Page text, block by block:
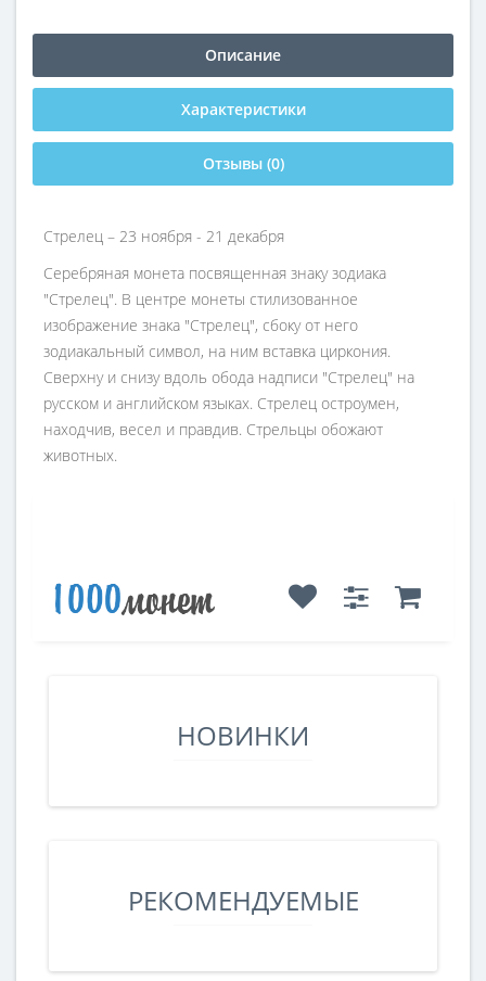
Описание
Характеристики
Отзывы (0)
Стрелец – 23 ноября - 21 декабря
Серебряная монета посвященная знаку зодиака
"Стрелец". В центре монеты стилизованное
изображение знака "Стрелец", сбоку от него
зодиакальный символ, на ним вставка циркония.
Сверхну и снизу вдоль обода надписи "Стрелец" на
русском и английском языках. Стрелец остроумен,
находчив, весел и правдив. Стрельцы обожают
животных.
НОВИНКИ
РЕКОМЕНДУЕМЫЕ